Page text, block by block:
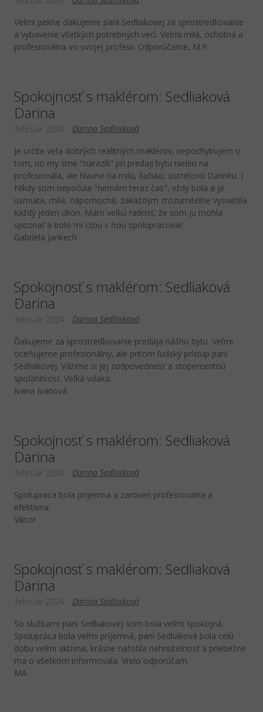
Veľmi pekne ďakujeme pani Sedliakovej za sprostredkovanie
a vybavenie všetkých potrebných vecí. Veľmi milá, ochotná a
profesionálna vo svojej profesii. Odporúčame, M.P.
Spokojnosť s maklérom: Sedliaková
Darina
Darina Sedliaková
február 2024
Je určite veľa dobrých realitných maklérov, nepochybujem o
tom, no my sme "narazili" pri predaji bytu nielen na
profesionála, ale hlavne na milú, ľudskú, ústretovú Darinku :)
Nikdy som nepočula "nemám teraz čas", vždy bola a je
usmiata, milá, nápomocná, zakaždým zrozumiteľne vysvetlila
každý jeden úkon. Mám veľkú radosť, že som ju mohla
spoznať a bolo mi cťou s ňou spolupracovať
Gabriela Jankech
Spokojnosť s maklérom: Sedliaková
Darina
Darina Sedliaková
február 2024
Ďakujeme za sprostredkovanie predaja nášho bytu. Veľmi
oceňujeme profesionálny, ale pritom ľudský prístup pani
Sedliakovej. Vážime si jej zodpovednosť a stopercentnú
spoľahlivosť. Veľká vďaka.
Ivana Ivanová
Spokojnosť s maklérom: Sedliaková
Darina
Darina Sedliaková
február 2024
Spolupraca bola prijemna a zaroven profesionalna a
efektivna.
Viktor
Spokojnosť s maklérom: Sedliaková
Darina
Darina Sedliaková
február 2024
So službami pani Sedliakovej som bola veľmi spokojná.
Spolupráca bola veľmi príjemná, pani Sedliaková bola celú
dobu veľmi aktívna, krásne nafotila nehnuteľnosť a priebežne
ma o všetkom informovala. Vrelo odporúčam.
MA